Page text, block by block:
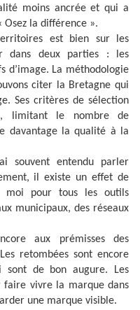
moins ancrée et qui a
la différence ».
est bien sur les
dans deux parties : les
d’image. La méthodologie
citer la Bretagne qui
Ses critères de sélection
limitant le nombre de
davantage la qualité à la
souvent entendu parler
il existe un effet de
moi pour tous les outils
municipaux, des réseaux
aux prémisses des
retombées sont encore
sont de bon augure. Les
faire vivre la marque dans
une marque visible.